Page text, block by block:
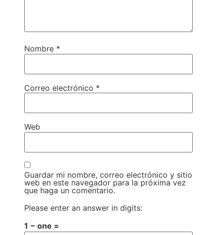
Nombre *
Correo electrónico *
Web
Guardar mi nombre, correo electrónico y sitio
web en este navegador para la próxima vez
que haga un comentario.
Please enter an answer in digits:
1 − one =